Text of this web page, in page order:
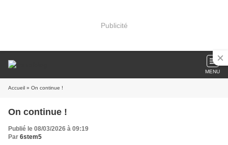
Publicité
MENU
Accueil » On continue !
On continue !
Publié le 08/03/2026 à 09:19
Par 6stem5